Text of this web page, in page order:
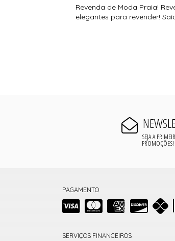
Revenda de Moda Praia!
elegantes para revender!
SEJA A
PROMOÇÕES!
PAGAMENTO
SERVIÇOS FINANCEIROS